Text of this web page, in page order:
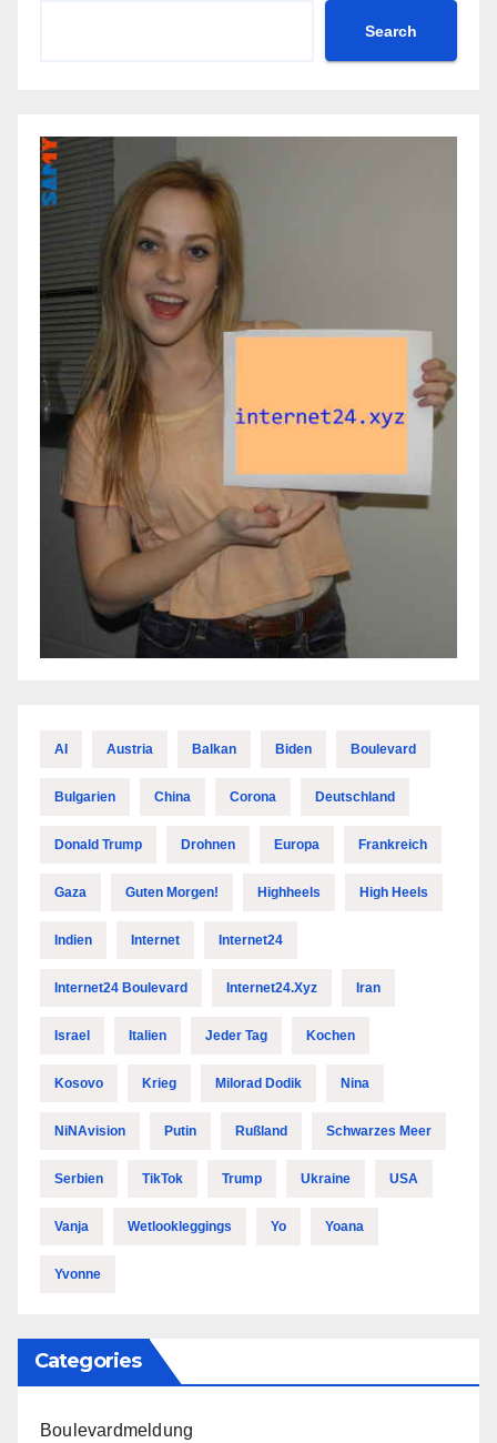
Search
AI Austria Balkan Biden Boulevard
Bulgarien China Corona Deutschland
Donald Trump Drohnen Europa Frankreich
Gaza Guten Morgen! Highheels High Heels
Indien Internet Internet24
Internet24 Boulevard Internet24.xyz Iran
Israel Italien Jeder Tag Kochen
Kosovo Krieg Milorad Dodik Nina
NiNAvision Putin Rußland Schwarzes Meer
Serbien TikTok Trump Ukraine USA
Vanja Wetlookleggings Yo Yoana
Yvonne
Categories
Boulevardmeldung